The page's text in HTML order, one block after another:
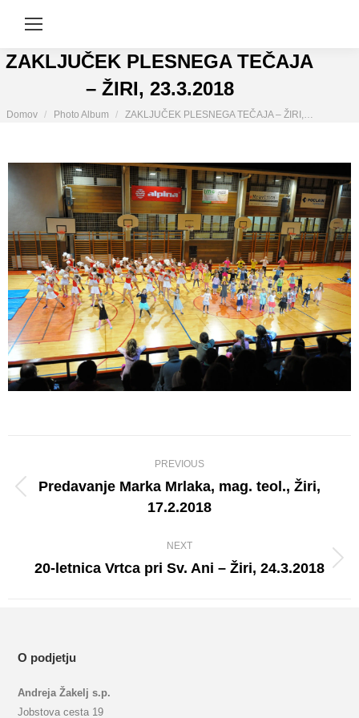
ZAKLJUČEK PLESNEGA TEČAJA
– ŽIRI, 23.3.2018
You are here:
Domov Photo Album ZAKLJUČEK PLESNEGA TEČAJA – ŽIRI,…
navigation
PREVIOUS
Previous
album:
Predavanje Marka Mrlaka, mag. teol., Žiri,
17.2.2018
NEXT
Next
20-letnica Vrtca pri Sv. Ani – Žiri, 24.3.2018
O podjetju
Andreja Žakelj s.p.
Jobstova cesta 19